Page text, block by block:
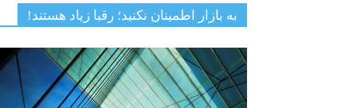
به بازار اطمینان نکنید؛ رقبا زیاد هستند!